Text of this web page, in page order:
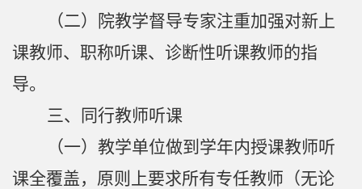
（二）院教学督导专家注重加强对新上
课教师、职称听课、诊断性听课教师的指
导。
三、同行教师听课
（一） 教学单位做到学年内授课教师听
课全覆盖，原则上要求所有专任教师（无论